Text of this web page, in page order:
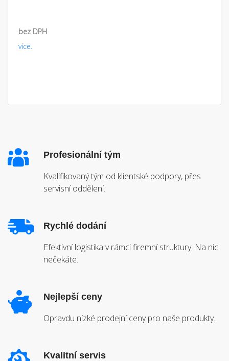
bez DPH
více.
Profesionální tým
Kvalifikovaný tým od klientské podpory, přes
servisní oddělení.
Rychlé dodání
Efektivní logistika v rámci firemní struktury. Na nic
nečekáte.
Nejlepší ceny
Opravdu nízké prodejní ceny pro naše produkty.
Kvalitní servis